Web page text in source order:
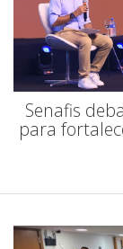
Senafis
para